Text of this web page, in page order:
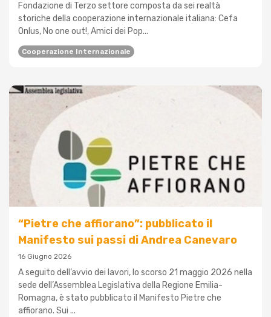
Fondazione di Terzo settore composta da sei realtà
storiche della cooperazione internazionale italiana: Cefa
Onlus, No one out!, Amici dei Pop...
Cooperazione Internazionale
“Pietre che affiorano”: pubblicato il
Manifesto sui passi di Andrea Canevaro
16 Giugno 2026
A seguito dell’avvio dei lavori, lo scorso 21 maggio 2026 nella
sede dell’Assemblea Legislativa della Regione Emilia-
Romagna, è stato pubblicato il Manifesto Pietre che
affiorano. Sui ...